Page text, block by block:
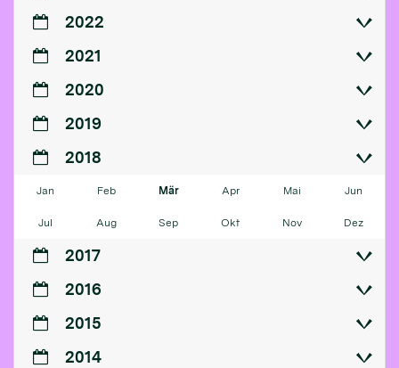
2022
2021
2020
2019
2018
Jan Feb Mär Apr Mai Jun
Jul Aug Sep Okt Nov Dez
2017
2016
2015
2014